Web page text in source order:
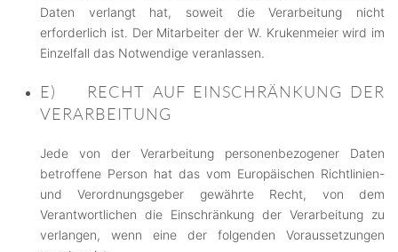
Daten verlangt hat, soweit die Verarbeitung nicht
erforderlich ist. Der Mitarbeiter der W. Krukenmeier wird im
Einzelfall das Notwendige veranlassen.
E) RECHT AUF EINSCHRÄNKUNG DER
VERARBEITUNG
Jede von der Verarbeitung personenbezogener Daten
betroffene Person hat das vom Europäischen Richtlinien-
und Verordnungsgeber gewährte Recht, von dem
Verantwortlichen die Einschränkung der Verarbeitung zu
verlangen, wenn eine der folgenden Voraussetzungen